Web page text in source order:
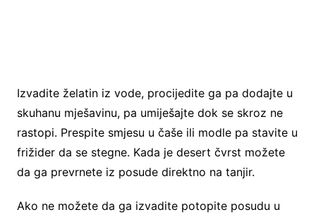
Izvadite želatin iz vode, procijedite ga pa dodajte u
skuhanu mješavinu, pa umiješajte dok se skroz ne
rastopi. Prespite smjesu u čaše ili modle pa stavite u
frižider da se stegne. Kada je desert čvrst možete
da ga prevrnete iz posude direktno na tanjir.
Ako ne možete da ga izvadite potopite posudu u